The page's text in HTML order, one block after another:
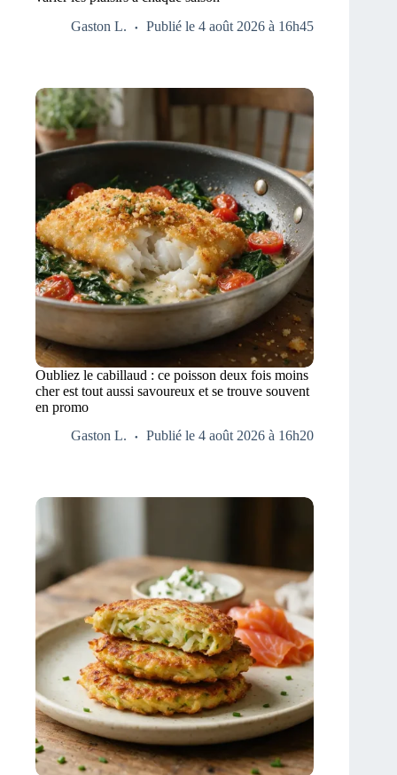
Gaston L.
Publié le 4 août 2026 à 16h45
Oubliez le cabillaud : ce poisson deux fois moins
cher est tout aussi savoureux et se trouve souvent
en promo
Gaston L.
Publié le 4 août 2026 à 16h20